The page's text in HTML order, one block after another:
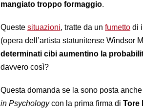
mangiato troppo formaggio.
Queste situazioni, tratte da un fumetto di
(opera dell’artista statunitense Windsor
determinati cibi aumentino la
davvero così?
Questa domanda se la sono posta
in Psychologycon la prima firma di Tore